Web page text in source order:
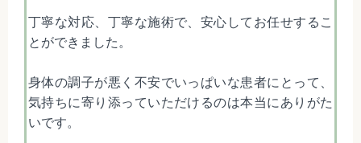
丁寧な対応、丁寧な施術で、安心してお任せするこ
とができました。
身体の調子が悪く不安でいっぱいな患者にとって、
気持ちに寄り添っていただけるのは本当にありがた
いです。